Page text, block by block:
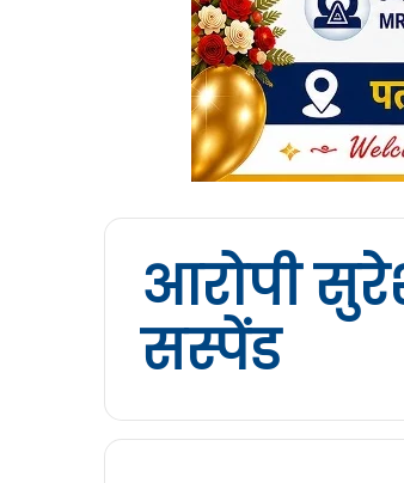
आरोपी
सस्पेंड